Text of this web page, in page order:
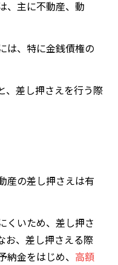
、主に不動産、動
は、特に金銭債権の
、差し押さえを行う際
産の差し押さえは有
くいため、差し押さ
お、差し押さえる際
金をはじめ、 高額